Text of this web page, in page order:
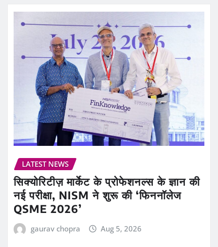
LATEST NEWS
सिक्योरिटीज़ मार्केट के प्रोफेशनल्स के ज्ञान की
नई परीक्षा, NISM ने शुरू की ‘फिननॉलेज
QSME 2026’
gaurav chopra Aug 5, 2026